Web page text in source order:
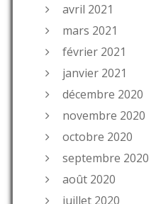
avril 2021
mars 2021
février 2021
janvier 2021
décembre 2020
novembre 2020
octobre 2020
septembre 2020
août 2020
juillet 2020